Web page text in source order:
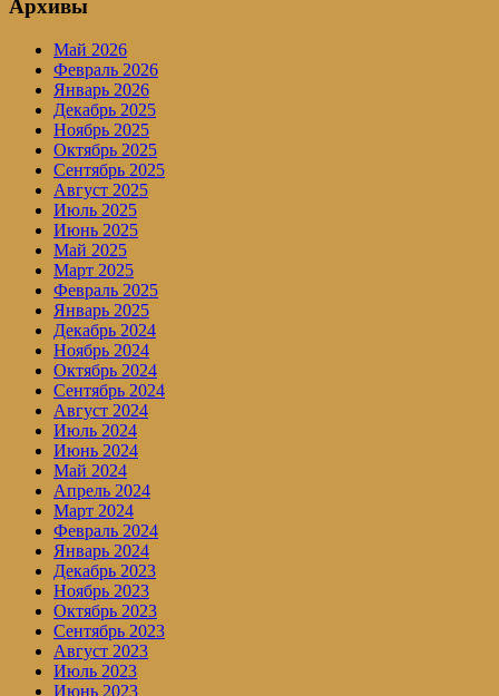
Архивы
Май 2026
Февраль 2026
Январь 2026
Декабрь 2025
Ноябрь 2025
Октябрь 2025
Сентябрь 2025
Август 2025
Июль 2025
Июнь 2025
Май 2025
Март 2025
Февраль 2025
Январь 2025
Декабрь 2024
Ноябрь 2024
Октябрь 2024
Сентябрь 2024
Август 2024
Июль 2024
Июнь 2024
Май 2024
Апрель 2024
Март 2024
Февраль 2024
Январь 2024
Декабрь 2023
Ноябрь 2023
Октябрь 2023
Сентябрь 2023
Август 2023
Июль 2023
Июнь 2023